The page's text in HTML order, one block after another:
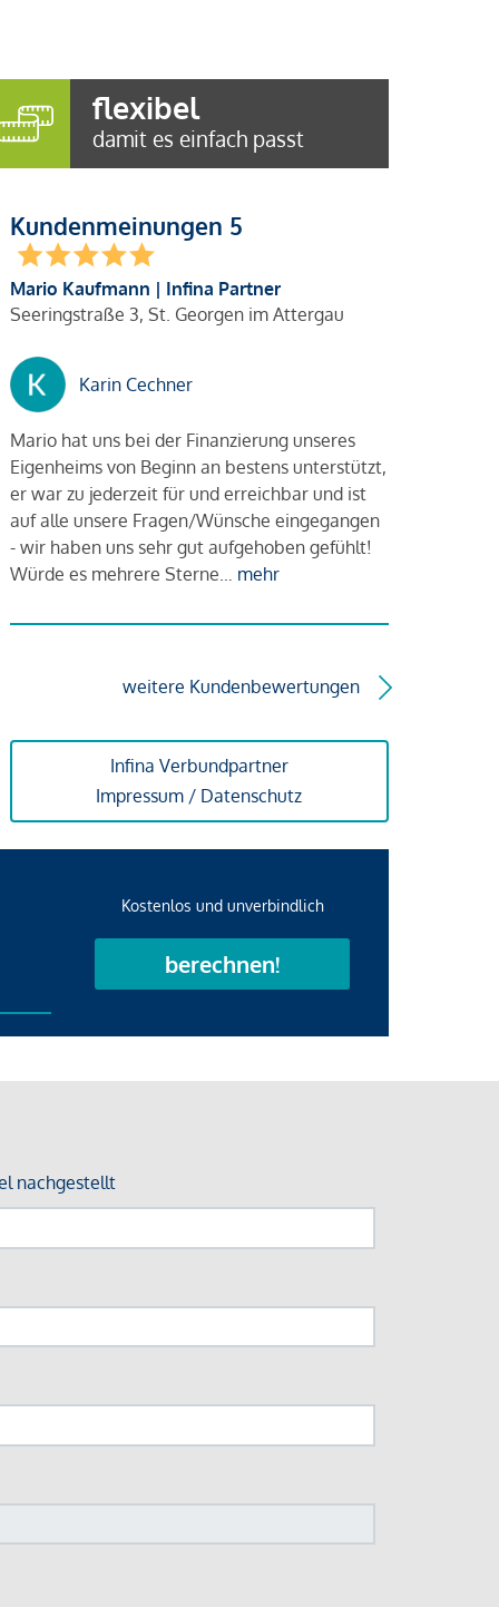
flexibel
damit es einfach passt
Kundenmeinungen 5
Mario Kaufmann | Infina Partner
Seeringstraße 3, St. Georgen im Attergau
Karin Cechner
Mario hat uns bei der Finanzierung unseres
Eigenheims von Beginn an bestens unterstützt,
er war zu jederzeit für und erreichbar und ist
auf alle unsere Fragen/Wünsche eingegangen
- wir haben uns sehr gut aufgehoben gefühlt!
Würde es mehrere Sterne… mehr
weitere Kundenbewertungen
Infina Verbundpartner
Impressum / Datenschutz
Kostenlos und unverbindlich
berechnen!